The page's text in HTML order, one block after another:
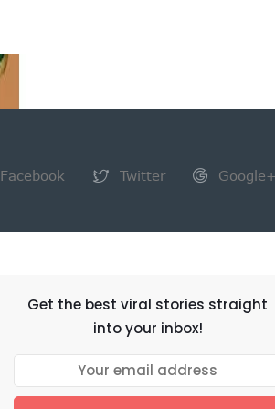
Facebook Twitter Google+
Get the best viral stories straight
into your inbox!